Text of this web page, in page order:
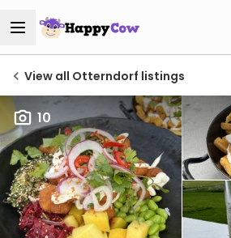
View all Otterndorf listings
10